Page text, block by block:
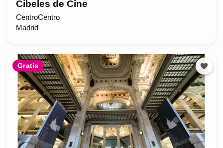
Cibeles de Cine
CentroCentro
Madrid
Gratis